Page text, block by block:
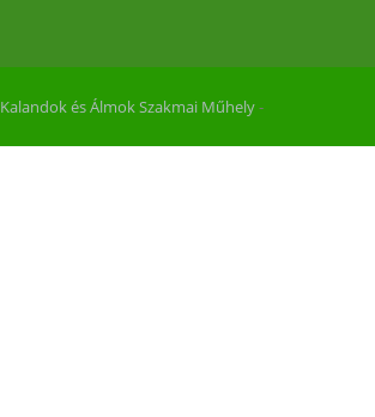
Kalandok és Álmok Szakmai Műhely‐